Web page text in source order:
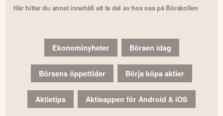
Här hittar du annat innehåll att ta del av hos oss på Börskollen
Ekonominyheter Börsen idag
Börsens öppettider Börja köpa aktier
Aktietips Aktieappen för Android & iOS